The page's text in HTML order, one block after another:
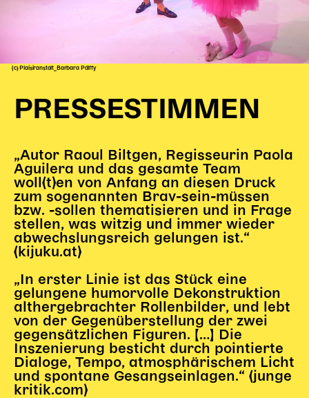
(c) Plaisiranstalt_Barbara Pálffy
PRESSESTIMMEN
„Autor Raoul Biltgen, Regisseurin Paola
Aguilera und das gesamte Team
woll(t)en von Anfang an diesen Druck
zum sogenannten Brav-sein-müssen
bzw. -sollen thematisieren und in Frage
stellen, was witzig und immer wieder
abwechslungsreich gelungen ist.“
(kijuku.at)
„In erster Linie ist das Stück eine
gelungene humorvolle Dekonstruktion
althergebrachter Rollenbilder, und lebt
von der Gegenüberstellung der zwei
gegensätzlichen Figuren. […] Die
Inszenierung besticht durch pointierte
Dialoge, Tempo, atmosphärischem Licht
und spontane Gesangseinlagen.“ (junge
kritik.com)